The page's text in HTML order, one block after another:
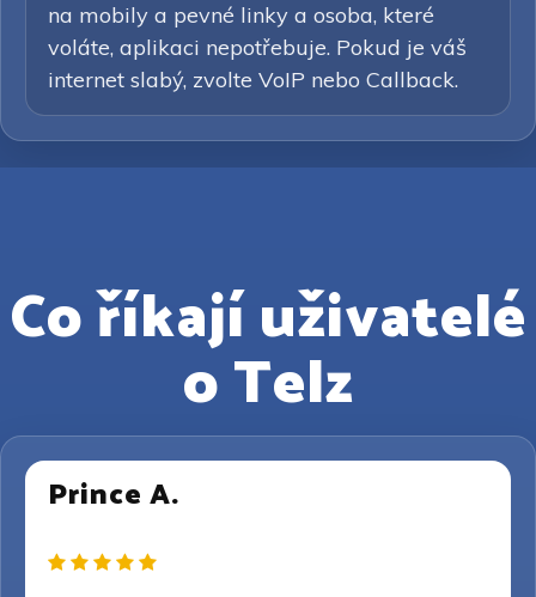
na mobily a pevné linky a osoba, které
voláte, aplikaci nepotřebuje. Pokud je váš
internet slabý, zvolte VoIP nebo Callback.
Co říkají uživatelé
o Telz
Prince A.